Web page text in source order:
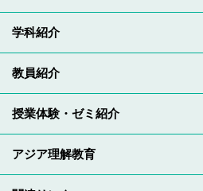
学科紹介
教員紹介
授業体験・ゼミ紹介
アジア理解教育